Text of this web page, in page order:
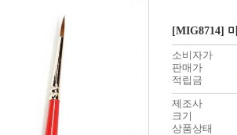
[MIG8714]
소비자가
판매가
적립금
제조사
크기
상품상태